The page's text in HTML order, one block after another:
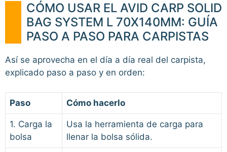
CÓMO USAR EL AVID CARP SOLID
BAG SYSTEM L 70X140MM: GUÍA
PASO A PASO PARA CARPISTAS
Así se aprovecha en el día a día real del carpista,
explicado paso a paso y en orden:
Paso Cómo hacerlo
1. Carga la
bolsa
Usa la herramienta de carga para
llenar la bolsa sólida.